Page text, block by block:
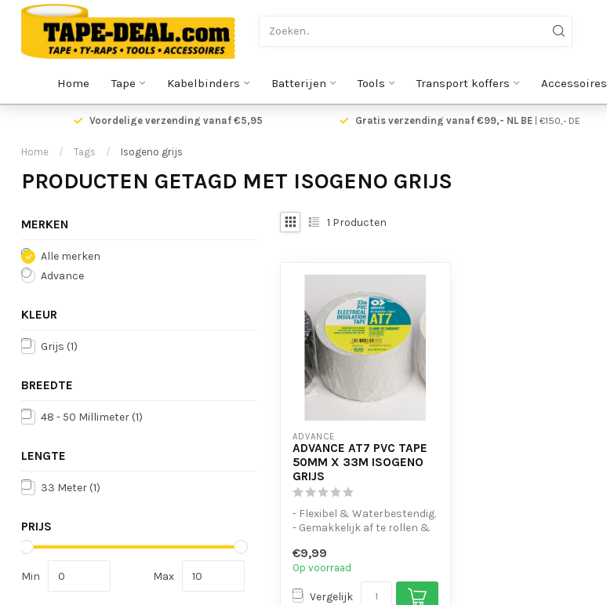
Home Tape Kabelbinders Batterijen Tools Transport koffers Accessoires
Voordelige verzending vanaf €5,95 Gratis verzending vanaf €99,- NL BE| €150,- DE
Home / Tags / Isogeno grijs
PRODUCTEN GETAGD MET ISOGENO GRIJS
MERKEN
Alle merken
Advance
KLEUR
Grijs (1)
BREEDTE
48 - 50 Millimeter (1)
LENGTE
33 Meter (1)
PRIJS
Min Max
1 Producten
ADVANCE
ADVANCE AT7 PVC TAPE
50MM X 33M ISOGENO
GRIJS
- Flexibel & Waterbestendig.
- Gemakkelijk af te rollen &
- UV-bes...
€9,99
Op voorraad
Vergelijk